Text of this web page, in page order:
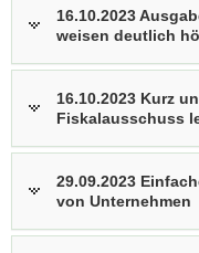
16.10.2023
weisen deutlich
16.10.2023 Kurz
Fiskalausschuss
29.09.2023
von Unternehmen